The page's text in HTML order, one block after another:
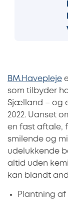
BM.Havepleje
som tilbyder
Sjælland – og
2022. Uanset
en fast aftale,
smilende og
udelukkende
altid uden
kan blandt
Plantning